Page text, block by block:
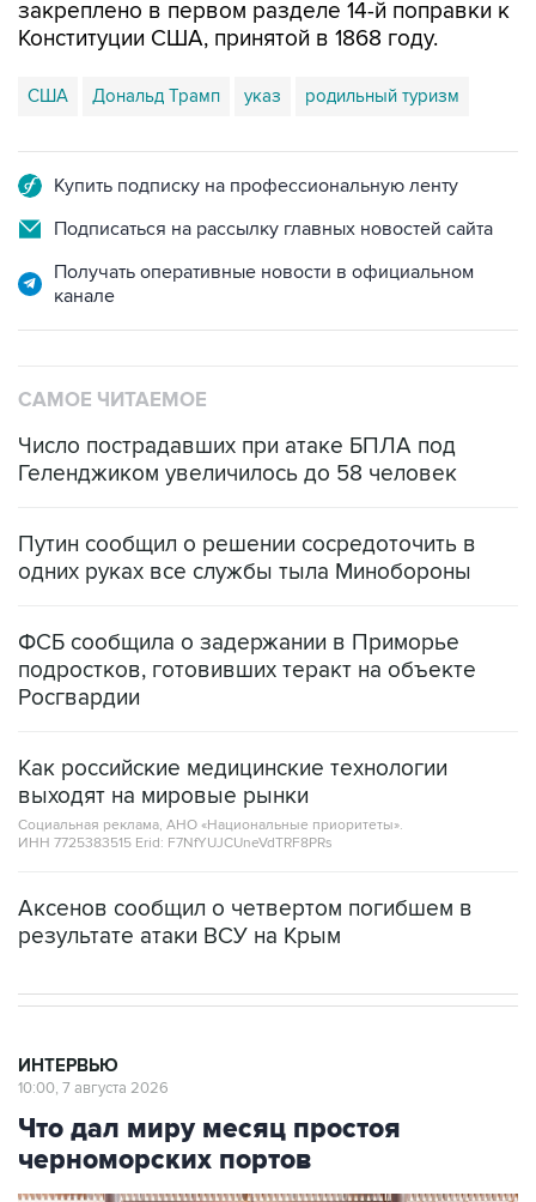
закреплено в первом разделе 14-й поправки к
Конституции США, принятой в 1868 году.
США Дональд Трамп указ родильный туризм
Купить подписку на профессиональную ленту
Подписаться на рассылку главных новостей сайта
Получать оперативные новости в официальном
канале
САМОЕ ЧИТАЕМОЕ
Число пострадавших при атаке БПЛА под
Геленджиком увеличилось до 58 человек
Путин сообщил о решении сосредоточить в
одних руках все службы тыла Минобороны
ФСБ сообщила о задержании в Приморье
подростков, готовивших теракт на объекте
Росгвардии
Как российские медицинские технологии
выходят на мировые рынки
Социальная реклама, АНО «Национальные приоритеты».
ИНН 7725383515 Erid: F7NfYUJCUneVdTRF8PRs
Аксенов сообщил о четвертом погибшем в
результате атаки ВСУ на Крым
ИНТЕРВЬЮ
10:00, 7 августа 2026
Что дал миру месяц простоя
черноморских портов